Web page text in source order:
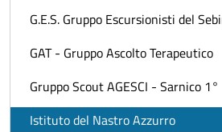
G.E.S. Gruppo Escursionisti del
GAT - Gruppo Ascolto Terapeutico
Gruppo Scout AGESCI - Sarnico 1°
Istituto del Nastro Azzurro